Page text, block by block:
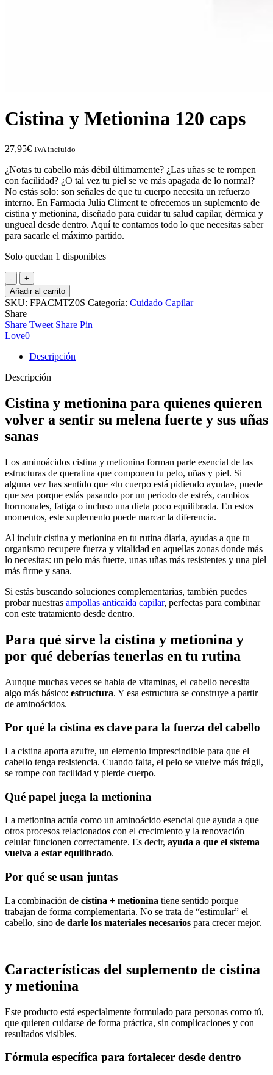
Cistina y Metionina 120 caps
27,95€ IVA incluido
¿Notas tu cabello más débil últimamente? ¿Las uñas se te rompen
con facilidad? ¿O tal vez tu piel se ve más apagada de lo normal?
No estás solo: son señales de que tu cuerpo necesita un refuerzo
interno. En Farmacia Julia Climent te ofrecemos un suplemento de
cistina y metionina, diseñado para cuidar tu salud capilar, dérmica y
ungueal desde dentro. Aquí te contamos todo lo que necesitas saber
para sacarle el máximo partido.
Solo quedan 1 disponibles
Cistina
y
Metionina
120
caps
cantidad
Añadir al carrito
SKU: FPACMTZ0S Categoría: Cuidado Capilar
Share
Share Tweet Share Pin
Love0
Descripción
Descripción
Cistina y metionina para quienes quieren
volver a sentir su melena fuerte y sus uñas
sanas
Los aminoácidos cistina y metionina forman parte esencial de las
estructuras de queratina que componen tu pelo, uñas y piel. Si
alguna vez has sentido que «tu cuerpo está pidiendo ayuda», puede
que sea porque estás pasando por un periodo de estrés, cambios
hormonales, fatiga o incluso una dieta poco equilibrada. En estos
momentos, este suplemento puede marcar la diferencia.
Al incluir cistina y metionina en tu rutina diaria, ayudas a que tu
organismo recupere fuerza y vitalidad en aquellas zonas donde más
lo necesitas: un pelo más fuerte, unas uñas más resistentes y una piel
más firme y sana.
Si estás buscando soluciones complementarias, también puedes
probar nuestras ampollas anticaída capilar, perfectas para combinar
con este tratamiento desde dentro.
Para qué sirve la cistina y metionina y
por qué deberías tenerlas en tu rutina
Aunque muchas veces se habla de vitaminas, el cabello necesita
algo más básico: estructura. Y esa estructura se construye a partir
de aminoácidos.
Por qué la cistina es clave para la fuerza del cabello
La cistina aporta azufre, un elemento imprescindible para que el
cabello tenga resistencia. Cuando falta, el pelo se vuelve más frágil,
se rompe con facilidad y pierde cuerpo.
Qué papel juega la metionina
La metionina actúa como un aminoácido esencial que ayuda a que
otros procesos relacionados con el crecimiento y la renovación
celular funcionen correctamente. Es decir, ayuda a que el sistema
vuelva a estar equilibrado.
Por qué se usan juntas
La combinación de cistina + metionina tiene sentido porque
trabajan de forma complementaria. No se trata de “estimular” el
cabello, sino de darle los materiales necesarios para crecer mejor.
Características del suplemento de cistina
y metionina
Este producto está especialmente formulado para personas como tú,
que quieren cuidarse de forma práctica, sin complicaciones y con
resultados visibles.
Fórmula específica para fortalecer desde dentro